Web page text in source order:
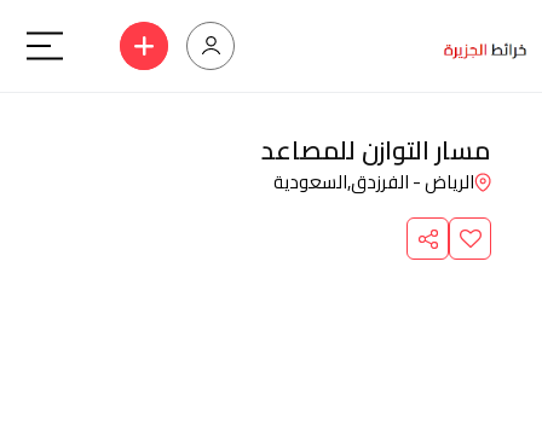
مسار التوازن للمصاعد
الرياض - الفرزدق,السعودية